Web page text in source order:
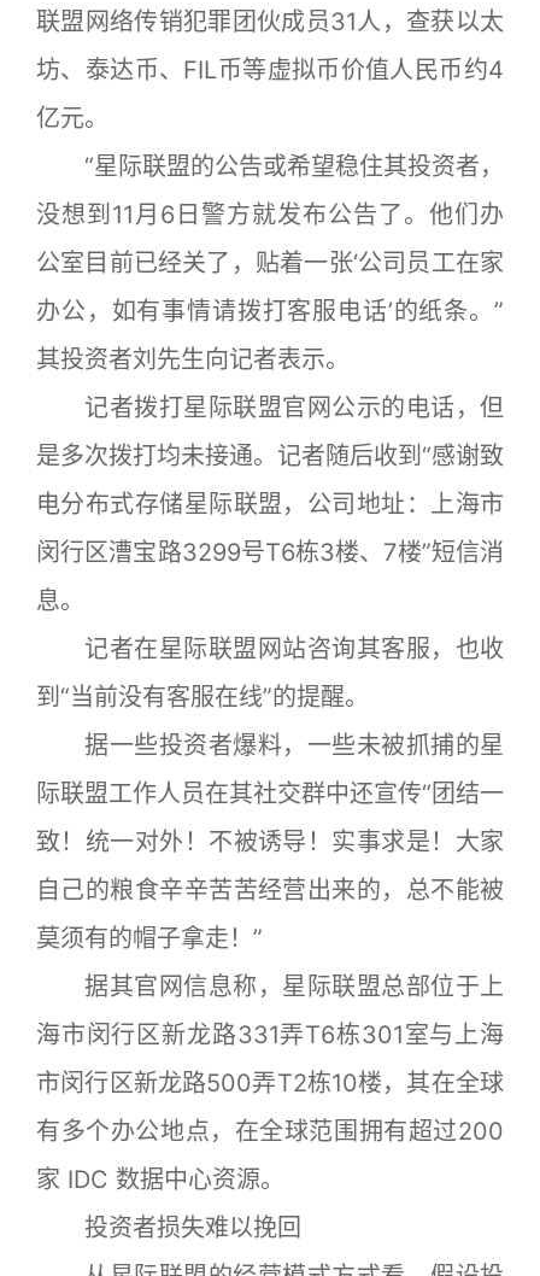
联盟网络传销犯罪团伙成员31人，查获以太
坊、泰达币、FIL币等虚拟币价值人民币约4
亿元。
“星际联盟的公告或希望稳住其投资者，
没想到11月6日警方就发布公告了。他们办
公室目前已经关了，贴着一张‘公司员工在家
办公，如有事情请拨打客服电话’的纸条。”
其投资者刘先生向记者表示。
记者拨打星际联盟官网公示的电话，但
是多次拨打均未接通。记者随后收到“感谢致
电分布式存储星际联盟，公司地址：上海市
闵行区漕宝路3299号T6栋3楼、7楼”短信消
息。
记者在星际联盟网站咨询其客服，也收
到“当前没有客服在线”的提醒。
据一些投资者爆料，一些未被抓捕的星
际联盟工作人员在其社交群中还宣传“团结一
致！统一对外！不被诱导！实事求是！大家
自己的粮食辛辛苦苦经营出来的，总不能被
莫须有的帽子拿走！”
据其官网信息称，星际联盟总部位于上
海市闵行区新龙路331弄T6栋301室与上海
市闵行区新龙路500弄T2栋10楼，其在全球
有多个办公地点，在全球范围拥有超过200
家 IDC 数据中心资源。
投资者损失难以挽回